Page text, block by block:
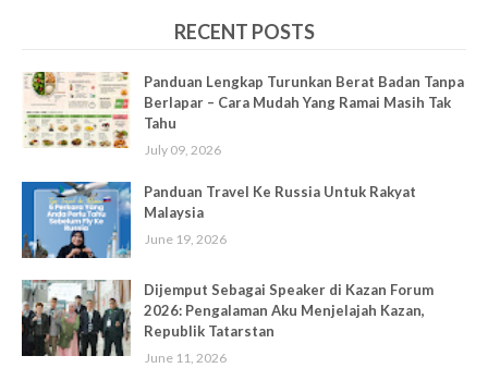
RECENT POSTS
Panduan Lengkap Turunkan Berat Badan Tanpa
Berlapar – Cara Mudah Yang Ramai Masih Tak
Tahu
July 09, 2026
Panduan Travel Ke Russia Untuk Rakyat
Malaysia
June 19, 2026
Dijemput Sebagai Speaker di Kazan Forum
2026: Pengalaman Aku Menjelajah Kazan,
Republik Tatarstan
June 11, 2026